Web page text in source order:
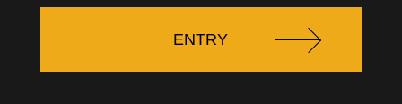
ENTRY